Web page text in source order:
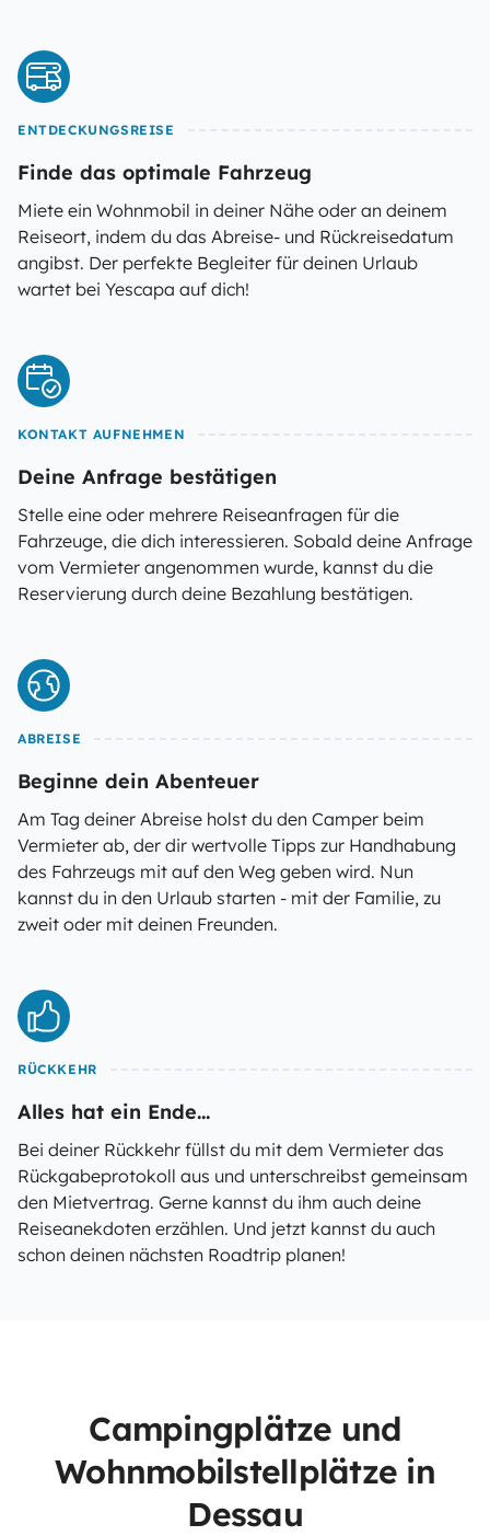
ENTDECKUNGSREISE
Finde das optimale Fahrzeug
Miete ein Wohnmobil in deiner Nähe oder an deinem
Reiseort, indem du das Abreise- und Rückreisedatum
angibst. Der perfekte Begleiter für deinen Urlaub
wartet bei Yescapa auf dich!
KONTAKT AUFNEHMEN
Deine Anfrage bestätigen
Stelle eine oder mehrere Reiseanfragen für die
Fahrzeuge, die dich interessieren. Sobald deine Anfrage
vom Vermieter angenommen wurde, kannst du die
Reservierung durch deine Bezahlung bestätigen.
ABREISE
Beginne dein Abenteuer
Am Tag deiner Abreise holst du den Camper beim
Vermieter ab, der dir wertvolle Tipps zur Handhabung
des Fahrzeugs mit auf den Weg geben wird. Nun
kannst du in den Urlaub starten - mit der Familie, zu
zweit oder mit deinen Freunden.
RÜCKKEHR
Alles hat ein Ende...
Bei deiner Rückkehr füllst du mit dem Vermieter das
Rückgabeprotokoll aus und unterschreibst gemeinsam
den Mietvertrag. Gerne kannst du ihm auch deine
Reiseanekdoten erzählen. Und jetzt kannst du auch
schon deinen nächsten Roadtrip planen!
Campingplätze und
Wohnmobilstellplätze in
Dessau